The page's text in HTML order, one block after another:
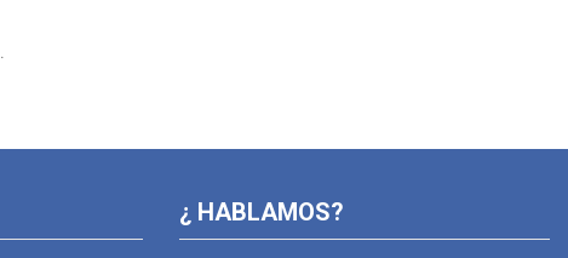
¿ HABLAMOS?